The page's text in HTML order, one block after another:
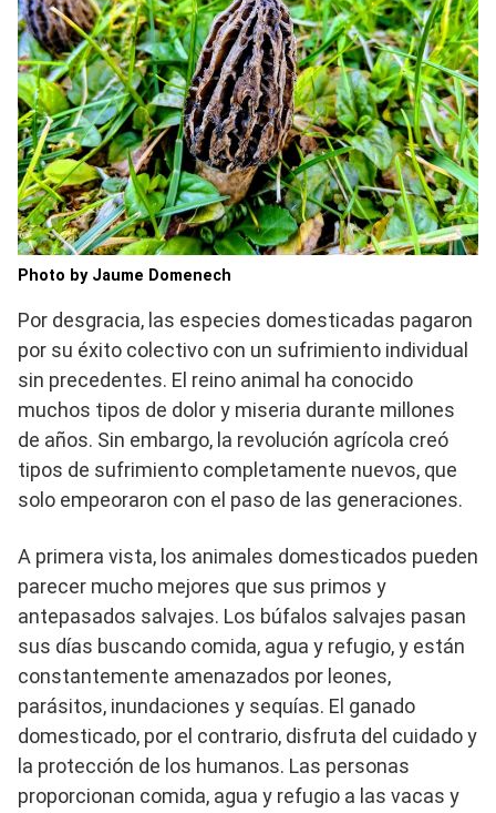
Photo by Jaume Domenech
Por desgracia, las especies domesticadas pagaron
por su éxito colectivo con un sufrimiento individual
sin precedentes. El reino animal ha conocido
muchos tipos de dolor y miseria durante millones
de años. Sin embargo, la revolución agrícola creó
tipos de sufrimiento completamente nuevos, que
solo empeoraron con el paso de las generaciones.
A primera vista, los animales domesticados pueden
parecer mucho mejores que sus primos y
antepasados ​​salvajes. Los búfalos salvajes pasan
sus días buscando comida, agua y refugio, y están
constantemente amenazados por leones,
parásitos, inundaciones y sequías. El ganado
domesticado, por el contrario, disfruta del cuidado y
la protección de los humanos. Las personas
proporcionan comida, agua y refugio a las vacas y